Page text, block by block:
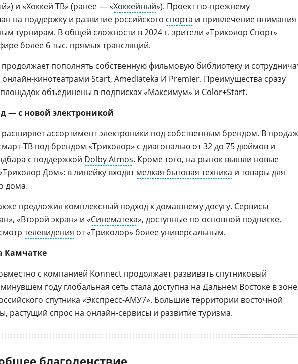
и «Хоккей ТВ» (ранее — «Хоккейный»). Проект по-прежнему
на поддержку и развитие российского спорта и привлечение внимания
турнирам. В общей сложности в 2024 г. зрители «Триколор Спорт»
более 6 тыс. прямых трансляций.
пополнять собственную фильмовую библиотеку и
кинотеатрами Start, Amediateka И Premier. Преимущества сразу
площадок объединены в подписках «Максимум» и Color+Start.
— с новой электроникой
расширяет ассортимент электроники под собственным брендом. В
ТВ под брендом «Триколор» с диагональю от 32 до 75 дюймов и
с поддержкой Dolby Atmos. Кроме того, на рынок вышли новые
Дом»: в линейку входятмелкая бытовая техника и товары для
дома.
предложил комплексный подход к домашнему досугу. Сервисы
«Второй экран» и «Синематека», доступные по основной подписке,
телевидения от «Триколор» более универсальным.
Камчатке
с компанией Konnect продолжает развивать спутниковый
году глобальная сеть стала доступна на Дальнем Востоке в зоне
спутника «Экспресс-АМУ7». Большие территории восточной
растущий спрос на онлайн-сервисы и развитие туризма.
благоденствие,